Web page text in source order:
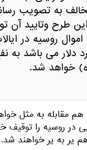
به تصویب
طرح وتایید آن
روسیه در
6 ملیارد دلار می باشد
خواهد شد.
هم مقابله به مثل
در روسیه را توقیف
یر به یر خواهند شد.